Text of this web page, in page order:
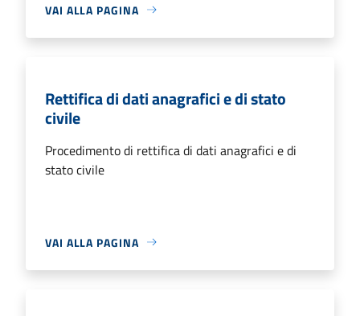
VAI ALLA PAGINA
Rettifica di dati anagrafici e di stato
civile
Procedimento di rettifica di dati anagrafici e di
stato civile
VAI ALLA PAGINA